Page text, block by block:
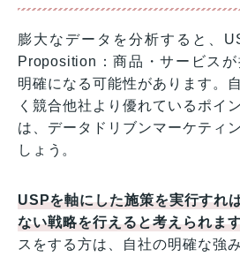
膨大なデータを分析すると、
Proposition：商品・サービス
明確になる可能性があります。
く競合他社より優れているポイ
は、データドリブンマーケティ
しょう。
USPを軸にした施策を実行すれ
ない戦略を行えると考えられま
スをする方は、自社の明確な強